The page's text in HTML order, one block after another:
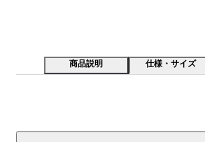
商品説明 仕様・サイズ